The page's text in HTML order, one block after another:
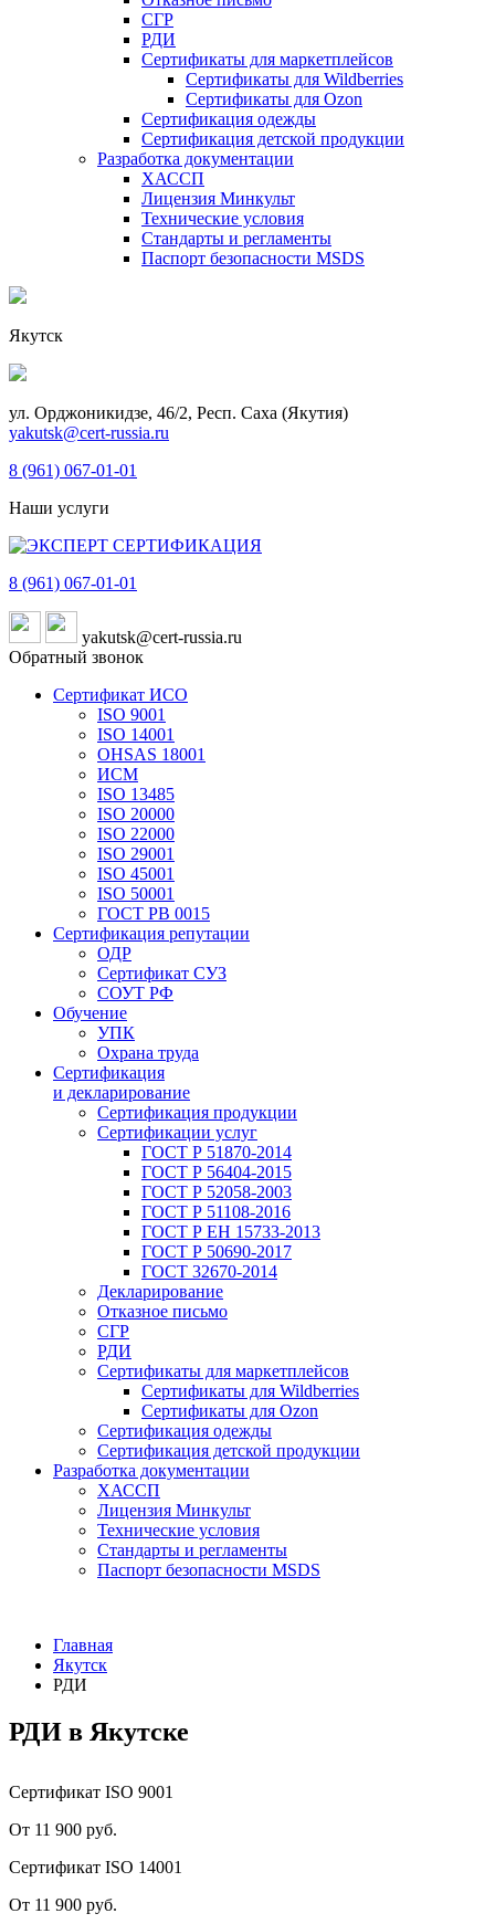
СГР
РДИ
Сертификаты для маркетплейсов
Сертификаты для Wildberries
Сертификаты для Ozon
Сертификация одежды
Сертификация детской продукции
Разработка документации
ХАССП
Лицензия Минкульт
Технические условия
Стандарты и регламенты
Паспорт безопасности MSDS
Якутск
ул. Орджоникидзе, 46/2, Респ. Саха (Якутия)
yakutsk@cert-russia.ru
8 (961) 067-01-01
Наши услуги
8 (961) 067-01-01
yakutsk@cert-russia.ru
Обратный звонок
Сертификат ИСО
ISO 9001
ISO 14001
OHSAS 18001
ИСМ
ISO 13485
ISO 20000
ISO 22000
ISO 29001
ISO 45001
ISO 50001
ГОСТ РВ 0015
Сертификация репутации
ОДР
Сертификат СУЗ
СОУТ РФ
Обучение
УПК
Охрана труда
Сертификация
и декларирование
Сертификация продукции
Сертификации услуг
ГОСТ Р 51870-2014
ГОСТ Р 56404-2015
ГОСТ Р 52058-2003
ГОСТ Р 51108-2016
ГОСТ Р ЕН 15733-2013
ГОСТ Р 50690-2017
ГОСТ 32670-2014
Декларирование
Отказное письмо
СГР
РДИ
Сертификаты для маркетплейсов
Сертификаты для Wildberries
Сертификаты для Ozon
Сертификация одежды
Сертификация детской продукции
Разработка документации
ХАССП
Лицензия Минкульт
Технические условия
Стандарты и регламенты
Паспорт безопасности MSDS
Главная
Якутск
РДИ
РДИ в Якутске
Сертификат ISO 9001
От 11 900 руб.
Сертификат ISO 14001
От 11 900 руб.